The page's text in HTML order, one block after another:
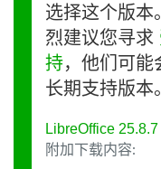
选择这个版本
烈建议您寻求
持，他们可
长期支持版本。
LibreOffice
附加下载内容: